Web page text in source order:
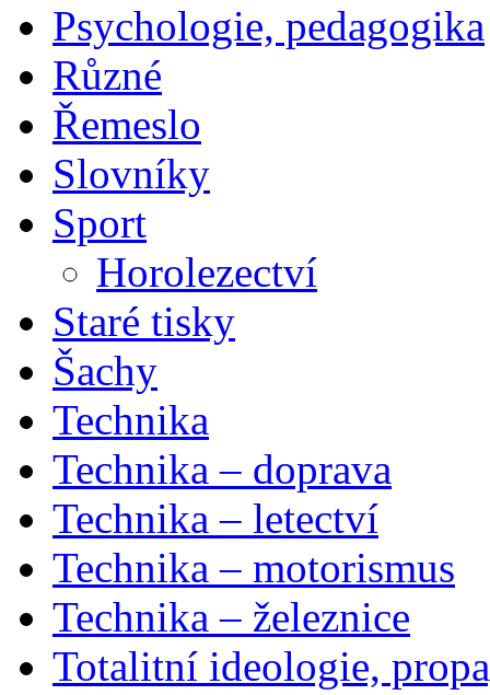
Psychologie, pedagogika
Různé
Řemeslo
Slovníky
Sport
Horolezectví
Staré tisky
Šachy
Technika
Technika – doprava
Technika – letectví
Technika – motorismus
Technika – železnice
Totalitní ideologie,